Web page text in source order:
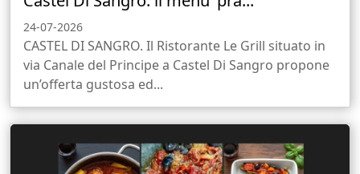
24-07-2026
CASTEL DI SANGRO. Il Ristorante Le Grill situato in
via Canale del Principe a Castel Di Sangro propone
un’offerta gustosa ed...